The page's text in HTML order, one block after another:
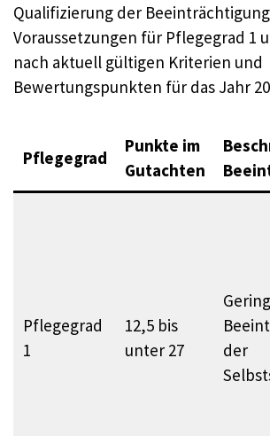
Qualifizierung der
Voraussetzungen für Pflegegrad 1
nach aktuell gültigen Kriterien und
Bewertungspunkten für das Jahr
Pflegegrad
Punkte im
Gutachten
Pflegegrad
1
12,5 bis
unter 27
der